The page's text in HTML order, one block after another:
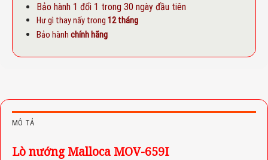
Bảo hành 1 đổi 1 trong 30 ngày đầu tiên
Hư gì thay nấy trong 12 tháng
Bảo hành chính hãng
MÔ TẢ
Lò nướng Malloca MOV-659I